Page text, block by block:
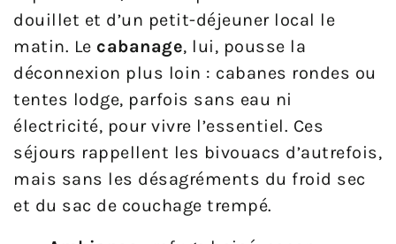
douillet et d’un petit-déjeuner local le
matin. Le cabanage, lui, pousse la
déconnexion plus loin : cabanes rondes ou
tentes lodge, parfois sans eau ni
électricité, pour vivre l’essentiel. Ces
séjours rappellent les bivouacs d’autrefois,
mais sans les désagréments du froid sec
et du sac de couchage trempé.